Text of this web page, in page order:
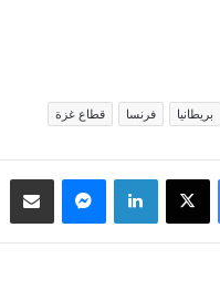
بريطانيا فرنسا قطاع غزة
فيسبوك ‫X لينكدإن ماسنجر